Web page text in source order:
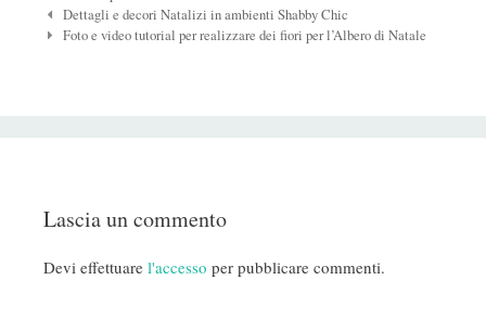
Navigazione
Post
Dettagli e decori Natalizi in ambienti Shabby Chic
Foto e video tutorial per realizzare dei fiori per l’Albero di Natale
Lascia un commento
Devi effettuare l'accesso per pubblicare commenti.